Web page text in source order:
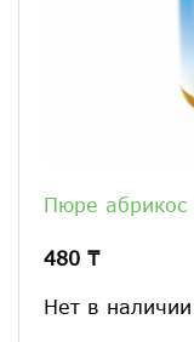
Пюре
480 ₸
Нет в наличии